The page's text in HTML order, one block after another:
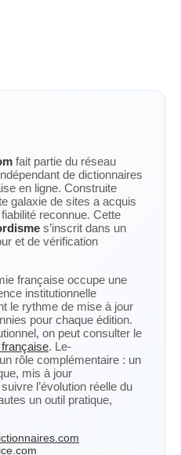
fait partie du réseau
de dictionnaires
en ligne. Construite
galaxie de sites a acquis
reconnue. Cette
s’inscrit dans un
et de vérification
française occupe une
institutionnelle
le rythme de mise à jour
pour chaque édition.
on peut consulter le
française. Le-
rôle complémentaire : un
mis à jour
l’évolution réelle du
un outil pratique,